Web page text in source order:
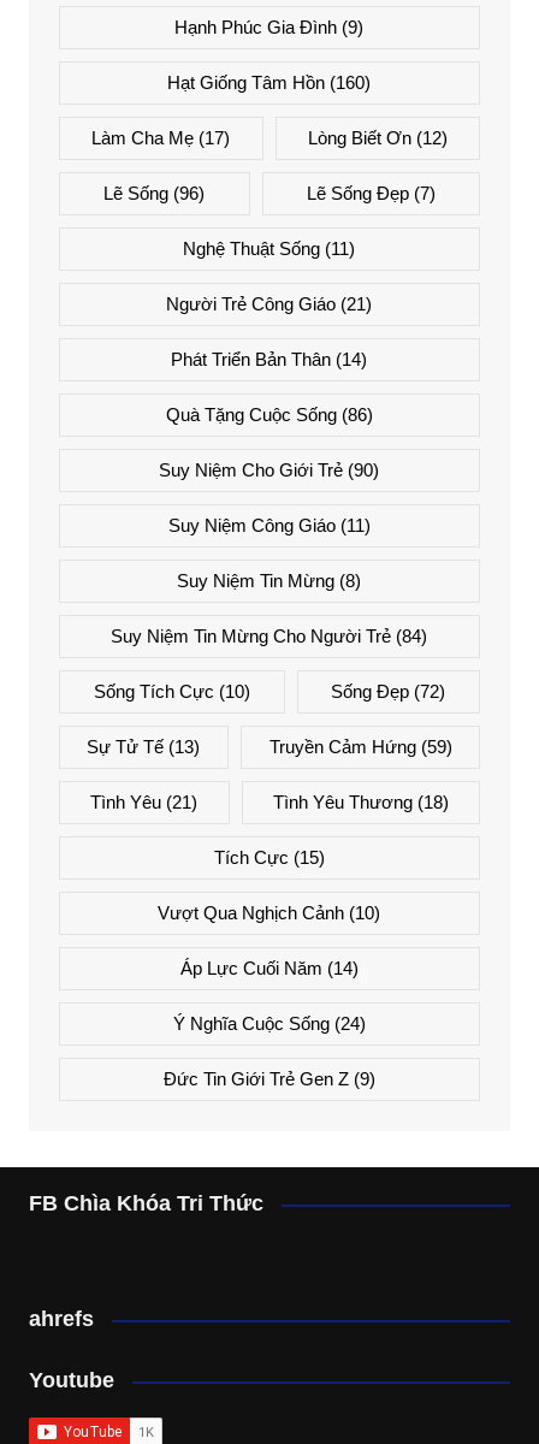
Hạnh Phúc Gia Đình (9)
Hạt Giống Tâm Hồn (160)
Làm Cha Mẹ (17) Lòng Biết Ơn(12)
Lẽ Sống (96) Lẽ Sống Đẹp(7)
Nghệ Thuật Sống (11)
Người Trẻ Công Giáo (21)
Phát Triển Bản Thân (14)
Quà Tặng Cuộc Sống(86)
Suy Niệm Cho Giới Trẻ (90)
Suy Niệm Công Giáo(11)
Suy Niệm Tin Mừng (8)
Suy Niệm Tin Mừng Cho Người Trẻ (84)
Sống Tích Cực (10) Sống Đẹp (72)
Sự Tử Tế (13) Truyền Cảm Hứng(59)
Tình Yêu (21) Tình Yêu Thương(18)
Tích Cực (15)
Vượt Qua Nghịch Cảnh (10)
Áp Lực Cuối Năm (14)
Ý Nghĩa Cuộc Sống(24)
Đức Tin Giới Trẻ Gen Z(9)
FB Chìa Khóa Tri Thức
ahrefs
Youtube